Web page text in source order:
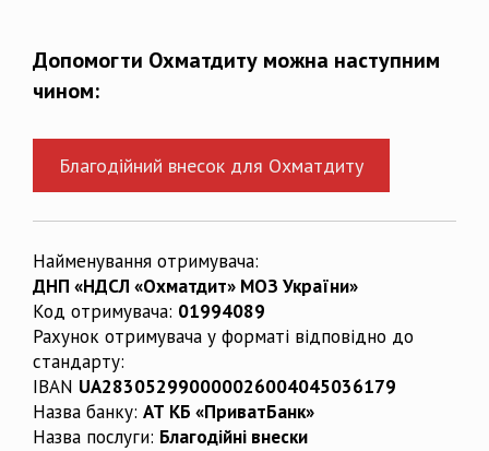
Допомогти Охматдиту можна наступним
чином:
Благодійний внесок для Охматдиту
Найменування отримувача:
ДНП «НДСЛ «Охматдит» МОЗ України»
Код отримувача: 01994089
Рахунок отримувача у форматі відповідно до
стандарту:
IBAN UA283052990000026004045036179
Назва банку: АТ КБ «ПриватБанк»
Назва послуги: Благодійні внески